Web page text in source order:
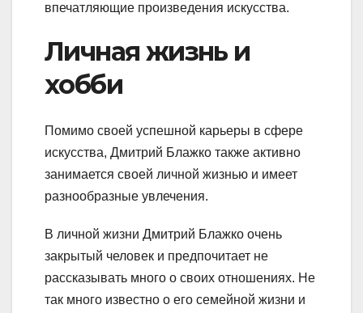
впечатляющие произведения искусства.
Личная жизнь и
хобби
Помимо своей успешной карьеры в сфере
искусства, Дмитрий Блажко также активно
занимается своей личной жизнью и имеет
разнообразные увлечения.
В личной жизни Дмитрий Блажко очень
закрытый человек и предпочитает не
рассказывать много о своих отношениях. Не
так много известно о его семейной жизни и